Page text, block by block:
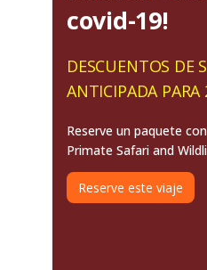
covid-19!
DESCUENTOS DE
ANTICIPADA
Reserve un paquete
Primate Safari and
Reserve este viaje